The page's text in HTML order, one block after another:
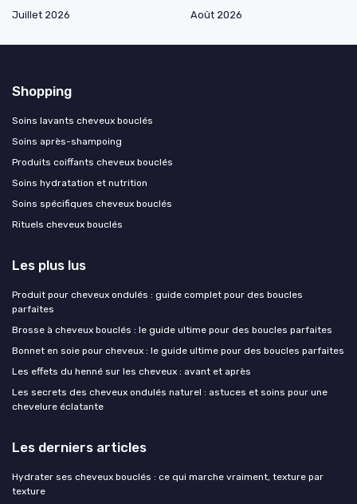
Juillet 2026
Août 2026
Shopping
Soins lavants cheveux bouclés
Soins après-shampoing
Produits coiffants cheveux bouclés
Soins hydratation et nutrition
Soins spécifiques cheveux bouclés
Rituels cheveux bouclés
Les plus lus
Produit pour cheveux ondulés : guide complet pour des boucles
parfaites
Brosse à cheveux bouclés : le guide ultime pour des boucles parfaites
Bonnet en soie pour cheveux : le guide ultime pour des boucles parfaites
Les effets du henné sur les cheveux : avant et après
Les secrets des cheveux ondulés naturel : astuces et soins pour une
chevelure éclatante
Les derniers articles
Hydrater ses cheveux bouclés : ce qui marche vraiment, texture par
texture